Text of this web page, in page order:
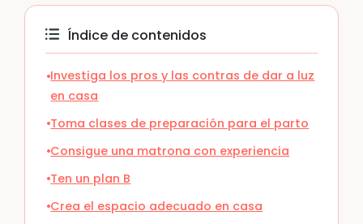
Índice de contenidos
Investiga los pros y las contras de dar a luz
en casa
Toma clases de preparación para el parto
Consigue una matrona con experiencia
Ten un plan B
Crea el espacio adecuado en casa